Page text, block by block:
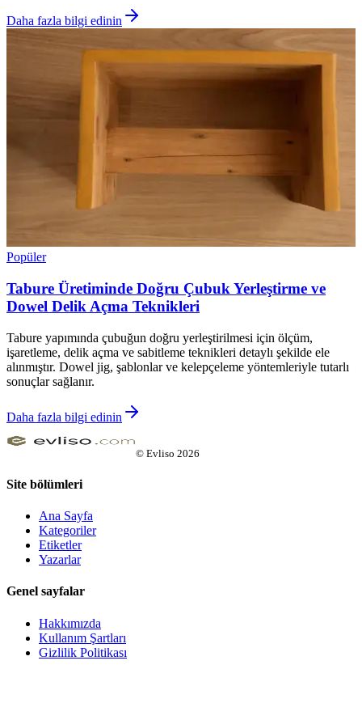
Daha fazla bilgi edinin
Popüler
Tabure Üretiminde Doğru Çubuk Yerleştirme ve
Dowel Delik Açma Teknikleri
Tabure yapımında çubuğun doğru yerleştirilmesi için ölçüm,
işaretleme, delik açma ve sabitleme teknikleri detaylı şekilde ele
alınmıştır. Dowel jig, şablonlar ve kelepçeleme yöntemleriyle tutarlı
sonuçlar sağlanır.
Daha fazla bilgi edinin
© Evliso 2026
Site bölümleri
Ana Sayfa
Kategoriler
Etiketler
Yazarlar
Genel sayfalar
Hakkımızda
Kullanım Şartları
Gizlilik Politikası